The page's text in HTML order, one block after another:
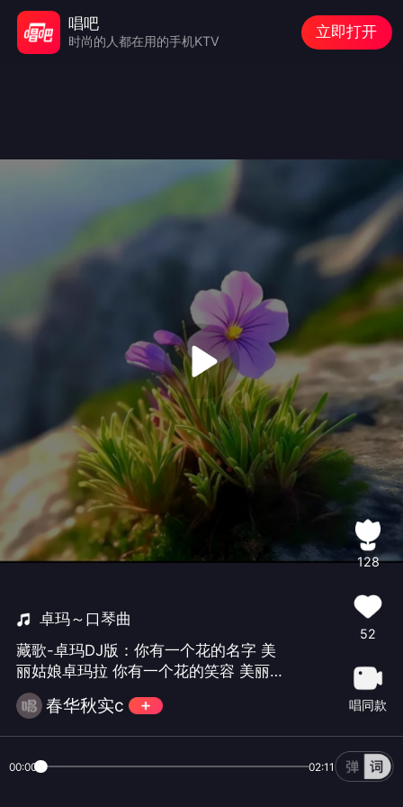
卓玛～口琴曲
藏歌-卓玛DJ版：你有一个花的名字 美
丽姑娘卓玛拉 你有一个花的笑容 美丽姑
娘卓玛拉 你像一只自由的小鸟 歌唱在那
草原上 你像春天飞舞的彩蝶 闪烁在那花
丛中 啊卓玛 草原上的格桑花 你把歌声
原 养育你的草原
春华秋实c
128
52
唱同款
00:00 02:11
唱吧
时尚的人都在用的手机KTV
立即打开